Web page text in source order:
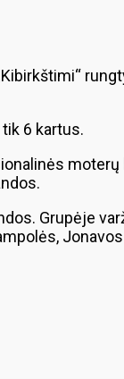
6 kartus.
Grupėje